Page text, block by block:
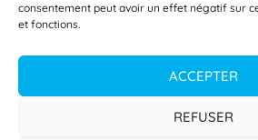
consentement peut avoir un effet négatif sur
et fonctions.
ACCEPTER
REFUSER
APAE
L'APAE, ou Attaché Principal
de l'État, est un fonctionnaire
Centre d’aide
CGU